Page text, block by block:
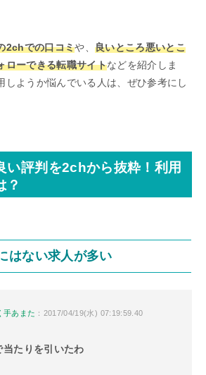
2chでの口コミや、良いところ悪いとこ
ローできる転職サイトなどを紹介しま
しようか悩んでいる人は、ぜひ参考にし
い評判を2chから抜粋！利用
？
はない求人が多い
手あまた ：2017/04/19(水) 07:19:59.40
たりを引いたわ